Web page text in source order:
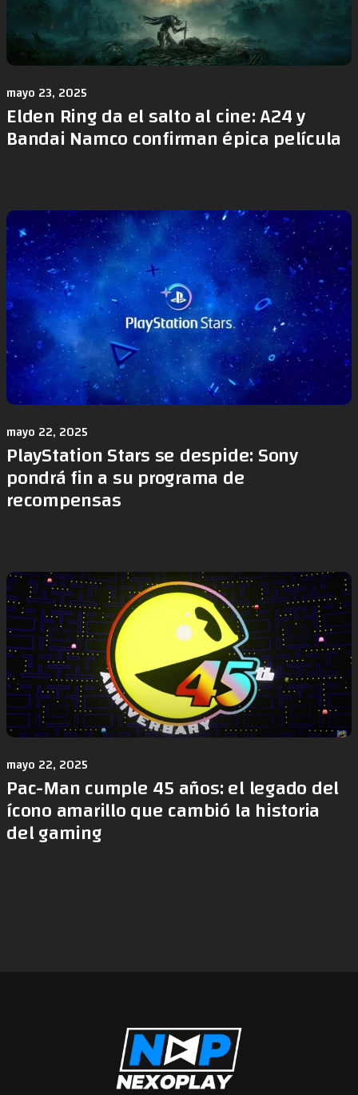
mayo 23, 2025
Elden Ring da el salto al cine: A24 y
Bandai Namco confirman épica película
mayo 22, 2025
PlayStation Stars se despide: Sony
pondrá fin a su programa de
recompensas
mayo 22, 2025
Pac-Man cumple 45 años: el legado del
ícono amarillo que cambió la historia
del gaming